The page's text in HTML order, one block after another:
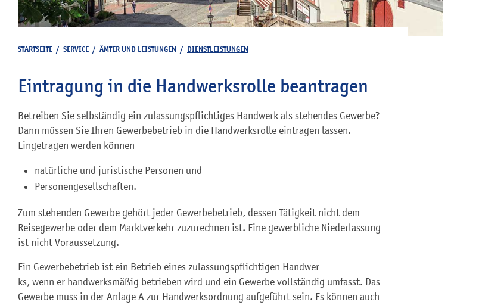
STARTSEITE / SERVICE / ÄMTER UND LEISTUNGEN / DIENSTLEISTUNGEN
Eintragung in die Handwerksrolle beantragen
Betreiben Sie selbständig ein zulassungspflichtiges Handwerk als stehendes Gewerbe?
Dann müssen Sie Ihren Gewerbebetrieb in die Handwerksrolle eintragen lassen.
Eingetragen werden können
natürliche und juristische Personen und
Personengesellschaften.
Zum stehenden Gewerbe gehört jeder Gewerbebetrieb, dessen Tätigkeit nicht dem
Reisegewerbe oder dem Marktverkehr zuzurechnen ist. Eine gewerbliche Niederlassung
ist nicht Voraussetzung.
Ein Gewerbebetrieb ist ein Betrieb eines zulassungspflichtigen Handwer
ks, wenn er handwerksmäßig betrieben wird und ein Gewerbe vollständig umfasst. Das
Gewerbe muss in der Anlage A zur Handwerksordnung aufgeführt sein. Es können auch